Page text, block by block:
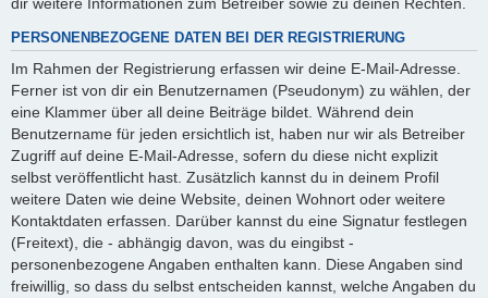
PERSONENBEZOGENE DATEN BEI DER REGISTRIERUNG
Im Rahmen der Registrierung erfassen wir deine E-Mail-Adresse.
Ferner ist von dir ein Benutzernamen (Pseudonym) zu wählen, der
eine Klammer über all deine Beiträge bildet. Während dein
Benutzername für jeden ersichtlich ist, haben nur wir als Betreiber
Zugriff auf deine E-Mail-Adresse, sofern du diese nicht explizit
selbst veröffentlicht hast. Zusätzlich kannst du in deinem Profil
weitere Daten wie deine Website, deinen Wohnort oder weitere
Kontaktdaten erfassen. Darüber kannst du eine Signatur festlegen
(Freitext), die - abhängig davon, was du eingibst -
personenbezogene Angaben enthalten kann. Diese Angaben sind
freiwillig, so dass du selbst entscheiden kannst, welche Angaben du